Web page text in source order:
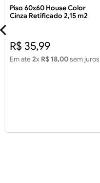
Piso 60x60 House Color
Cinza Retificado 2,15 m2
R$ 35,99
Em até2x R$ 18,00sem juros